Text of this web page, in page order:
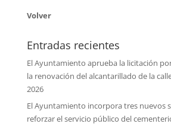
Volver
Entradas recientes
El Ayuntamiento aprueba la licitación
la renovación del alcantarillado de la
2026
El Ayuntamiento incorpora tres nuevos
reforzar el servicio público del